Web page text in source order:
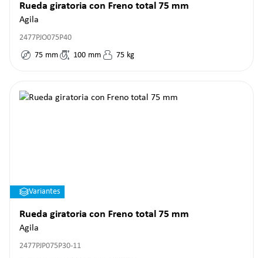
Rueda giratoria con Freno total 75 mm
Agila
2477PJO075P40
75 mm 100 mm 75 kg
Variantes
Rueda giratoria con Freno total 75 mm
Agila
2477PJP075P30-11